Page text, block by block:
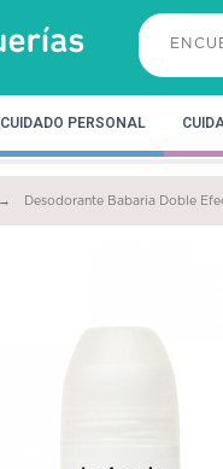
CUIDADO PERSONAL
Desodorante Babaria Doble